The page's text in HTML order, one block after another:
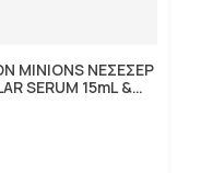
MINIONS ΝΕΣΕΣΕΡ
SERUM 15mL &